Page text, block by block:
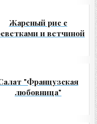
Жареный рис с
и ветчиной
"Французская
любовница"